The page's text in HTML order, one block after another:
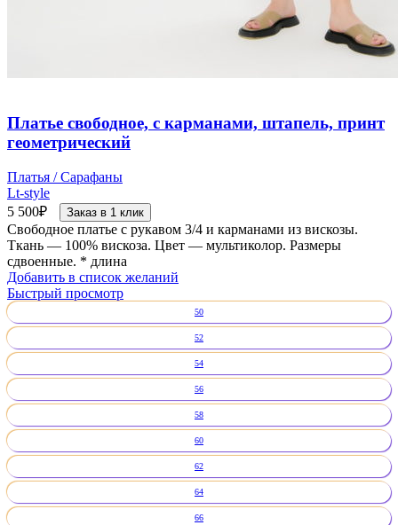
Платье свободное, с карманами, штапель, принт
геометрический
Платья / Сарафаны
Lt-style
5 500₽ Заказ в 1 клик
Свободное платье с рукавом 3/4 и карманами из вискозы.
Ткань — 100% вискоза. Цвет — мультиколор. Размеры
сдвоенные. * длина
Добавить в список желаний
Быстрый просмотр
50
52
54
56
58
60
62
64
66